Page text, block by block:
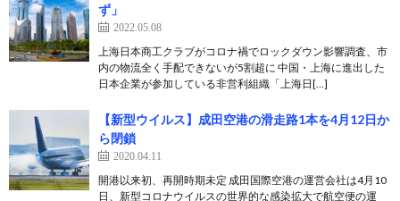
ず」
2022.05.08
上海日本商工クラブがコロナ禍でロックダウン影響調査、市
内の物流全く手配できないが5割超に 中国・上海に進出した
日本企業が参加している非営利組織「上海日[…]
【新型ウイルス】成田空港の滑走路1本を4月12日か
ら閉鎖
2020.04.11
開港以来初、再開時期未定 成田国際空港の運営会社は4月10
日、新型コロナウイルスの世界的な感染拡大で航空便の運